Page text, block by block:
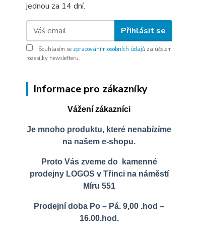
jednou za 14 dní.
Přihlásit se
Souhlasím se zpracováním osobních údajů za účelem
rozesílky newsletteru.
Informace pro zákazníky
Vážení zákazníci
Je mnoho produktu, které nenabízíme
na našem e-shopu.
Proto Vás zveme do kamenné
prodejny LOGOS v Třinci na náměstí
Míru 551
Prodejní doba Po – Pá. 9,00 .hod –
16.00.hod.